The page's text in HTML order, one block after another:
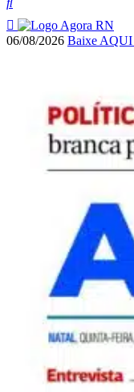
06/08/2026 Baixe AQUI